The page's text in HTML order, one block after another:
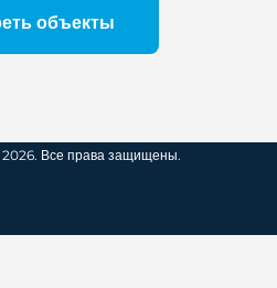
объекты
2026. Все права защищены.